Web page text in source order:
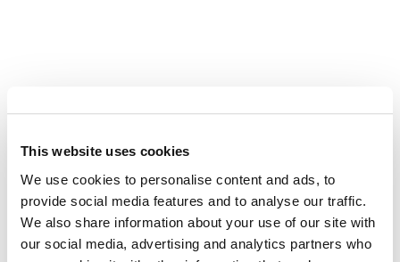
This website uses cookies
We use cookies to personalise content and ads, to
provide social media features and to analyse our traffic.
We also share information about your use of our site with
our social media, advertising and analytics partners who